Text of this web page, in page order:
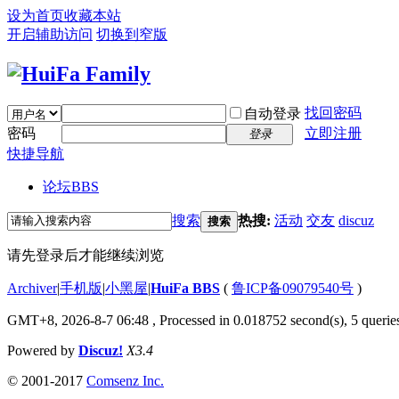
设为首页收藏本站
开启辅助访问 切换到窄版
自动登录 找回密码
密码
登录
立即注册
快捷导航
论坛BBS
搜索 搜索 热搜: 活动 交友 discuz
请先登录后才能继续浏览
Archiver|手机版|小黑屋|HuiFa BBS ( 鲁ICP备09079540号 )
GMT+8, 2026-8-7 06:48 , Processed in 0.018752 second(s), 5
Powered by Discuz! X3.4
© 2001-2017 Comsenz Inc.